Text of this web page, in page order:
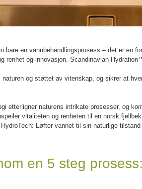
bare en vannbehandlingsprosess – det er en
renhet og innovasjon. Scandinavian
naturen og støttet av vitenskap, og sikrer at
etterligner naturens intrikate prosesser, og
vitaliteten og renheten til en norsk
Løfter vannet til sin naturlige tilstand
en 5 steg prosess: